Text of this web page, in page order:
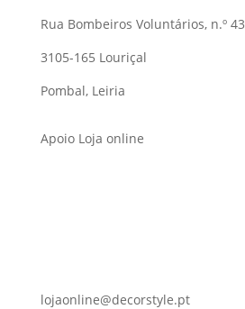
Rua Bombeiros Voluntários, n.º 43
3105-165 Louriçal
Pombal, Leiria
Apoio Loja online
lojaonline@decorstyle.pt